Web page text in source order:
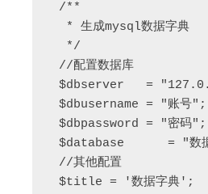
/**
  * 生成mysql数据字典
  */
//配置数据库
$dbserver   =
$dbusername = "账号
$dbpassword = "密码
$database      = "数
//其他配置
$title = '数据字典';